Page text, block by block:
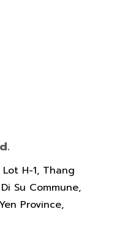
Lot H-1, Thang
Su Commune,
Province,